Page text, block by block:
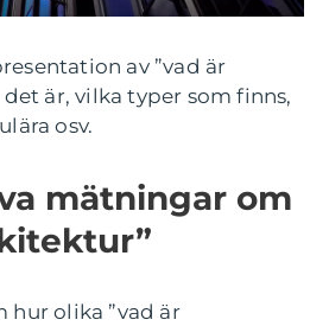
av ”vad är
är, vilka typer som finns,
osv.
mätningar om
hur olika ”vad är